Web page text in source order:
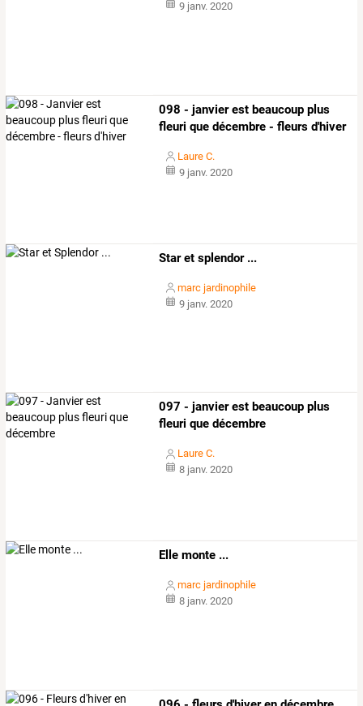
9 janv. 2020
098 - janvier est beaucoup plus
fleuri que décembre - fleurs d'hiver
Laure C.
9 janv. 2020
Star et splendor ...
marc jardinophile
9 janv. 2020
097 - janvier est beaucoup plus
fleuri que décembre
Laure C.
8 janv. 2020
Elle monte ...
marc jardinophile
8 janv. 2020